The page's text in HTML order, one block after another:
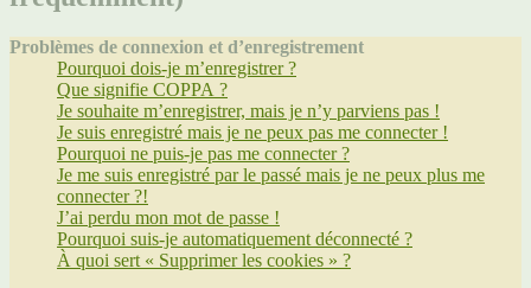
Problèmes de connexion et d’enregistrement
Pourquoi dois-je m’enregistrer ?
Que signifie COPPA ?
Je souhaite m’enregistrer, mais je n’y parviens pas !
Je suis enregistré mais je ne peux pas me connecter !
Pourquoi ne puis-je pas me connecter ?
Je me suis enregistré par le passé mais je ne peux plus me
connecter ?!
J’ai perdu mon mot de passe !
Pourquoi suis-je automatiquement déconnecté ?
À quoi sert « Supprimer les cookies » ?